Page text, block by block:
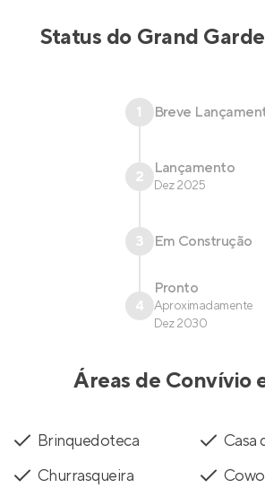
Status do Grand
1 Breve
2 Lançamento
Dez 2025
3 Em Construção
4
Pronto
Aproximadamente
Dez 2030
Áreas de Convívio
Brinquedoteca
Casa
Churrasqueira